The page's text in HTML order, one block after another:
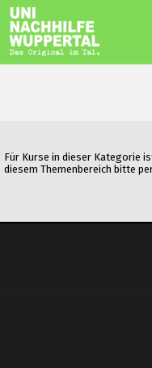
Für Kurse in dieser Kategorie
diesem Themenbereich bitte